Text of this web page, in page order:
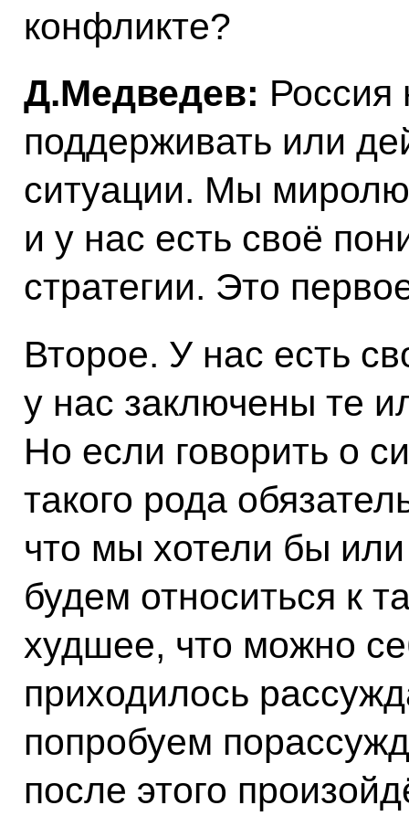
конфликте?
Д.Медведев: Россия
поддерживать или
ситуации. Мы
и у нас есть своё
стратегии. Это
Второе. У нас есть
у нас заключены те
Но если говорить о
такого рода
что мы хотели бы
будем относиться к
худшее, что можно
приходилось
попробуем
после этого